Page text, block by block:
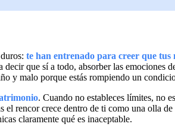
te han entrenado para creer que tus
que sí a todo, absorber las emociones
y malo porque estás rompiendo un
. Cuando no estableces límites, no
el rencor crece dentro de ti como una olla
claramente qué es inaceptable.